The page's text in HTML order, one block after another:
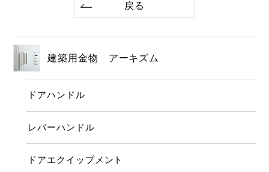
戻る
建築用金物 アーキズム
ドアハンドル
レバーハンドル
ドアエクイップメント